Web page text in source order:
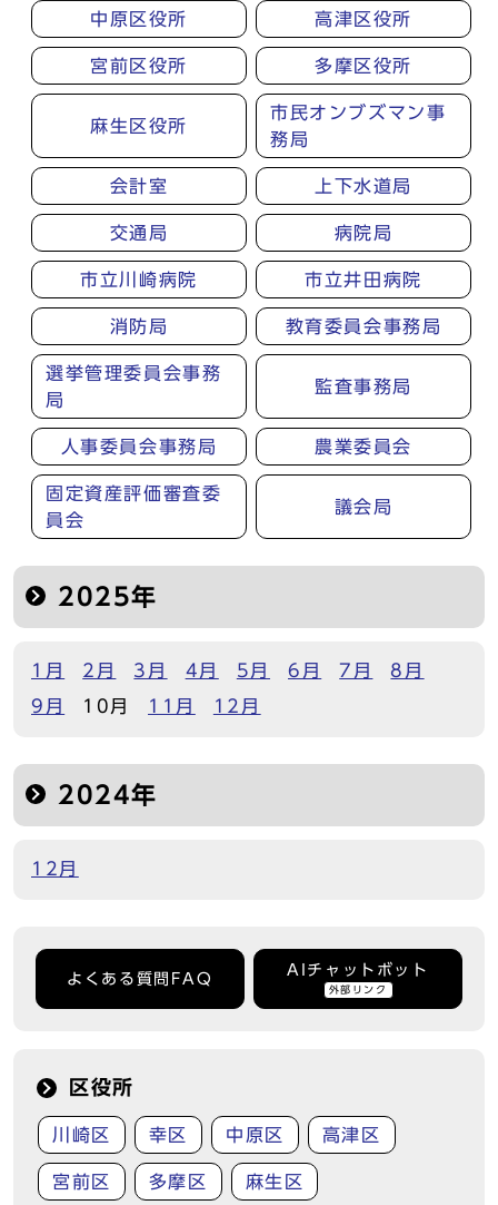
中原区役所 高津区役所
宮前区役所 多摩区役所
麻生区役所
市民オンブズマン事
務局
会計室 上下水道局
交通局 病院局
市立川崎病院 市立井田病院
消防局 教育委員会事務局
選挙管理委員会事務
局
監査事務局
人事委員会事務局 農業委員会
固定資産評価審査委
員会
議会局
2025年
1月 2月 3月 4月 5月 6月 7月
8月
9月
10月 11月 12月
2024年
12月
よくある質問FAQ
AIチャットボット
外部リンク
区役所
川崎区 幸区 中原区 高津区
宮前区 多摩区 麻生区